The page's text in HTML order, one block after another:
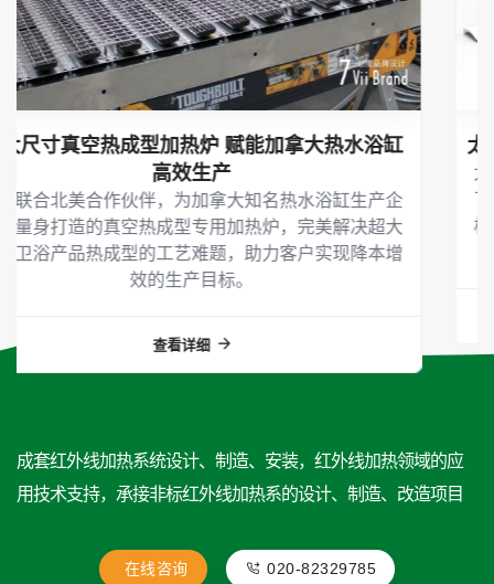
太阳能电池EVA封装膜生产过程中的红外加热应用
太阳能光伏发电作为清洁能源的代表，近十几年来得到
了很大的发展。国家大力扶持太阳能产业发展，使其装
机容量不断攀升。也在许多行业得到长足发展，大规模
光伏电站及家庭式光伏...
成套红外线加热系统设计、制造、安装，红外线加热领域的应
用技术支持，承接非标红外线加热系的设计、制造、改造项目
在线咨询 020-82329785